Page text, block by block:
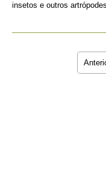
insetos e outros